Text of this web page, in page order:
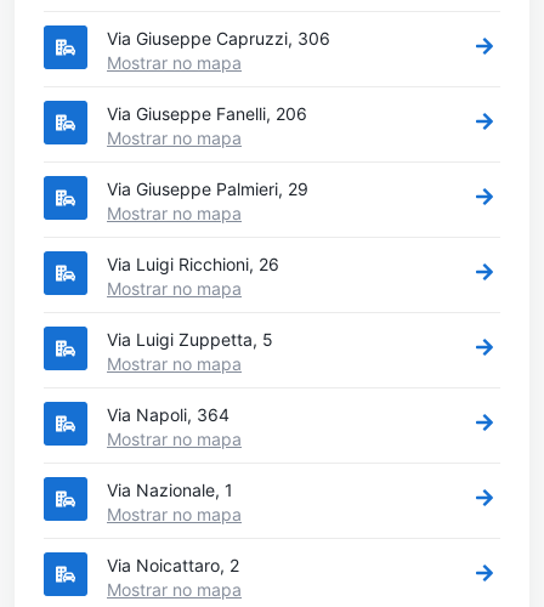
Via Giuseppe Capruzzi, 306
Mostrar no mapa
Via Giuseppe Fanelli, 206
Mostrar no mapa
Via Giuseppe Palmieri, 29
Mostrar no mapa
Via Luigi Ricchioni, 26
Mostrar no mapa
Via Luigi Zuppetta, 5
Mostrar no mapa
Via Napoli, 364
Mostrar no mapa
Via Nazionale, 1
Mostrar no mapa
Via Noicattaro, 2
Mostrar no mapa